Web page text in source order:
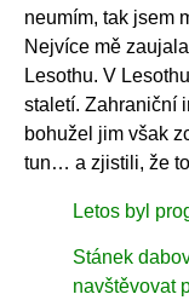
neumím, tak jsem
Nejvíce mě
Lesothu. V
staletí. Zahraniční
bohužel jim však
tun… a zjistili, že
Letos byl
Stánek
navštěvovat